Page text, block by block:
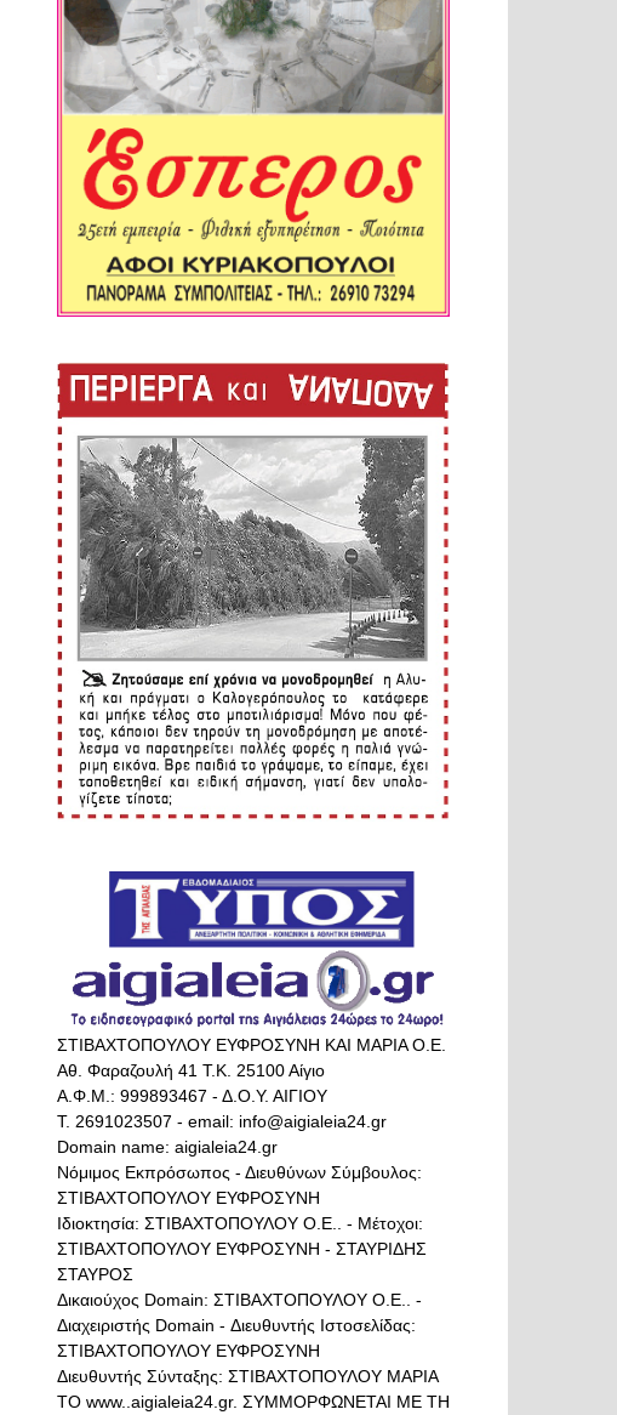
ΣΤΙΒΑΧΤΟΠΟΥΛΟΥ ΕΥΦΡΟΣΥΝΗ ΚΑΙ ΜΑΡΙΑ Ο.Ε.
Αθ. Φαραζουλή 41 Τ.Κ. 25100 Αίγιο
Α.Φ.Μ.: 999893467 - Δ.Ο.Υ. ΑΙΓΙΟΥ
Τ. 2691023507 - email: info@aigialeia24.gr
Domain name: aigialeia24.gr
Νόμιμος Εκπρόσωπος - Διευθύνων Σύμβουλος:
ΣΤΙΒΑΧΤΟΠΟΥΛΟΥ ΕΥΦΡΟΣΥΝΗ
Ιδιοκτησία: ΣΤΙΒΑΧΤΟΠΟΥΛΟΥ Ο.Ε.. - Μέτοχοι:
ΣΤΙΒΑΧΤΟΠΟΥΛΟΥ ΕΥΦΡΟΣΥΝΗ - ΣΤΑΥΡΙΔΗΣ
ΣΤΑΥΡΟΣ
Δικαιούχος Domain: ΣΤΙΒΑΧΤΟΠΟΥΛΟΥ Ο.Ε.. -
Διαχειριστής Domain - Διευθυντής Ιστοσελίδας:
ΣΤΙΒΑΧΤΟΠΟΥΛΟΥ ΕΥΦΡΟΣΥΝΗ
Διευθυντής Σύνταξης: ΣΤΙΒΑΧΤΟΠΟΥΛΟΥ ΜΑΡΙΑ
ΤΟ www..aigialeia24.gr. ΣΥΜΜΟΡΦΩΝΕΤΑΙ ΜΕ ΤΗ